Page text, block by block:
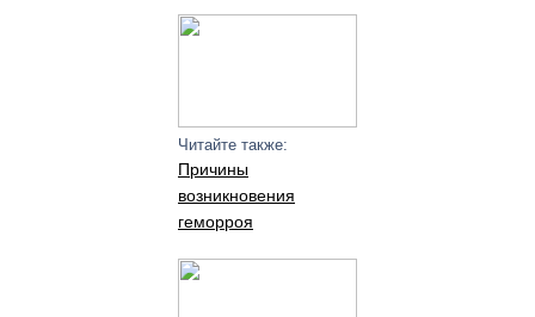
Читайте также:
Причины
возникновения
геморроя